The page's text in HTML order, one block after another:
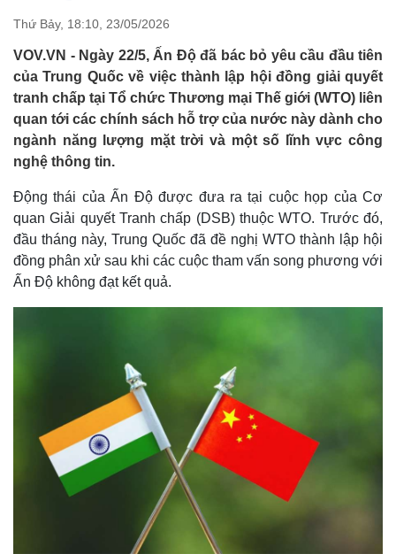
Thứ Bảy, 18:10, 23/05/2026
VOV.VN - Ngày 22/5, Ấn Độ đã bác bỏ yêu cầu đầu tiên
của Trung Quốc về việc thành lập hội đồng giải quyết
tranh chấp tại Tổ chức Thương mại Thế giới (WTO) liên
quan tới các chính sách hỗ trợ của nước này dành cho
ngành năng lượng mặt trời và một số lĩnh vực công
nghệ thông tin.
Động thái của Ấn Độ được đưa ra tại cuộc họp của Cơ
quan Giải quyết Tranh chấp (DSB) thuộc WTO. Trước đó,
đầu tháng này, Trung Quốc đã đề nghị WTO thành lập hội
đồng phân xử sau khi các cuộc tham vấn song phương với
Ấn Độ không đạt kết quả.